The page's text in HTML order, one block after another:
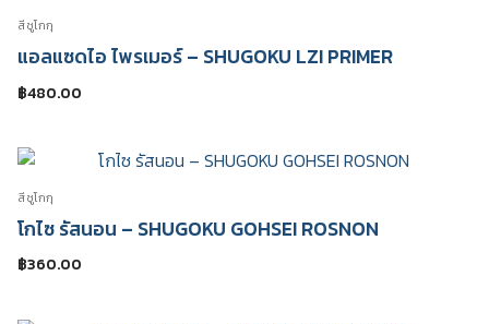
สีชูโกกุ
แอลแซดไอ ไพรเมอร์ – SHUGOKU LZI PRIMER
฿480.00
สีชูโกกุ
โกไซ รัสนอน – SHUGOKU GOHSEI ROSNON
฿360.00